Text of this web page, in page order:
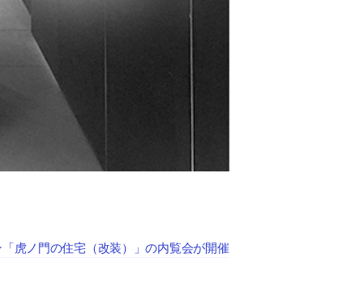
虎ノ門の住宅（改装）」の内覧会が開催